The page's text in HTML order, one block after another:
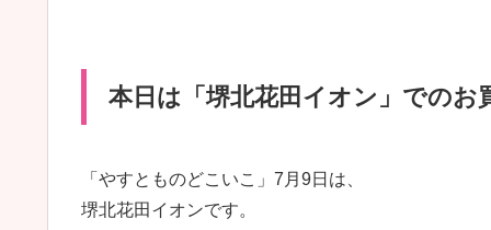
本日は「堺北花田イオン」でのお
「やすとものどこいこ」7月9日は、
堺北花田イオンです。